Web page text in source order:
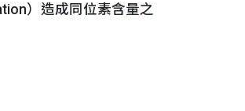
）造成同位素含量之